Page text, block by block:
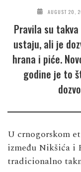
AUGUST 20,
Pravila su
ustaju, ali je
hrana i piće.
godine je to
U crnogorskom
između Nikšića i
tradicionalno